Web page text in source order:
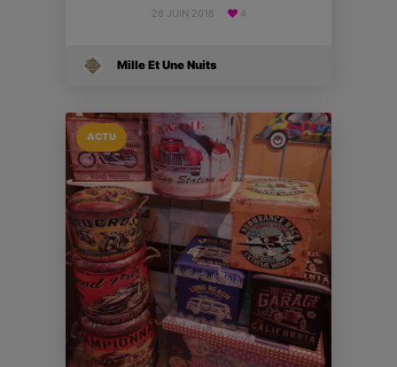
26 JUIN 2018 4
Mille Et Une Nuits
ACTU